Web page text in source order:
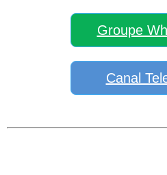
Groupe
Canal